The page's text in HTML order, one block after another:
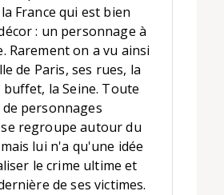
France qui est bien
: un personnage à
Rarement on a vu ainsi
de Paris, ses rues, la
la Seine. Toute
personnages
regroupe autour du
lui n'a qu'une idée
le crime ultime et
de ses victimes.